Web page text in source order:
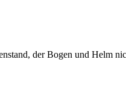
der Bogen und Helm